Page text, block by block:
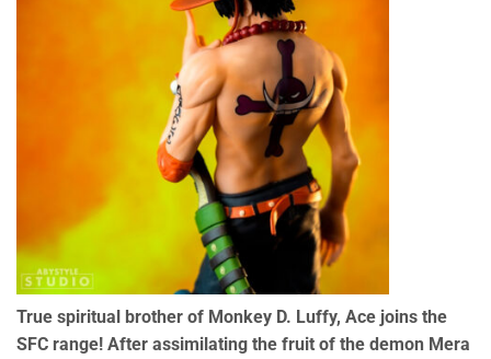
True spiritual brother of Monkey D. Luffy, Ace joins the
SFC range! After assimilating the fruit of the demon Mera